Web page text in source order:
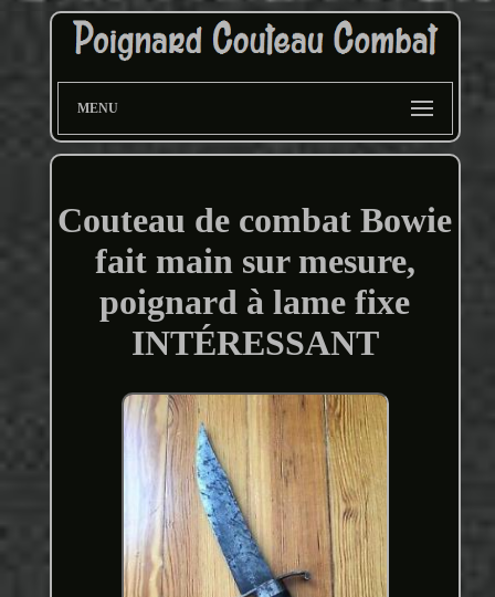
MENU
Couteau de combat Bowie
fait main sur mesure,
poignard à lame fixe
INTÉRESSANT